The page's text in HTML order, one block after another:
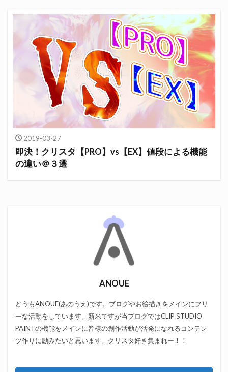
2019-03-27
即決！クリスタ【PRO】vs【EX】値段による機能
の違い＠３選
ANOUE
どうもANOUE(あのうえ)です。ブログやお絵描きをメインにフリ
ーな活動をしています。新米ですが当ブログではCLIP STUDIO
PAINTの機能をメインに皆様の創作活動が活発になれるコンテン
ツ作りに励みたいと思います。クリスタ好き集まれー！！